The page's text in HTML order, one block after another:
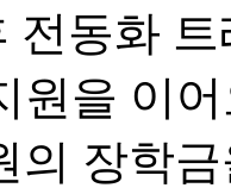
전동화
원을 이
의 장학